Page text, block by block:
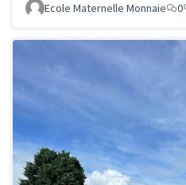
Ecole Maternelle Monnaie
0